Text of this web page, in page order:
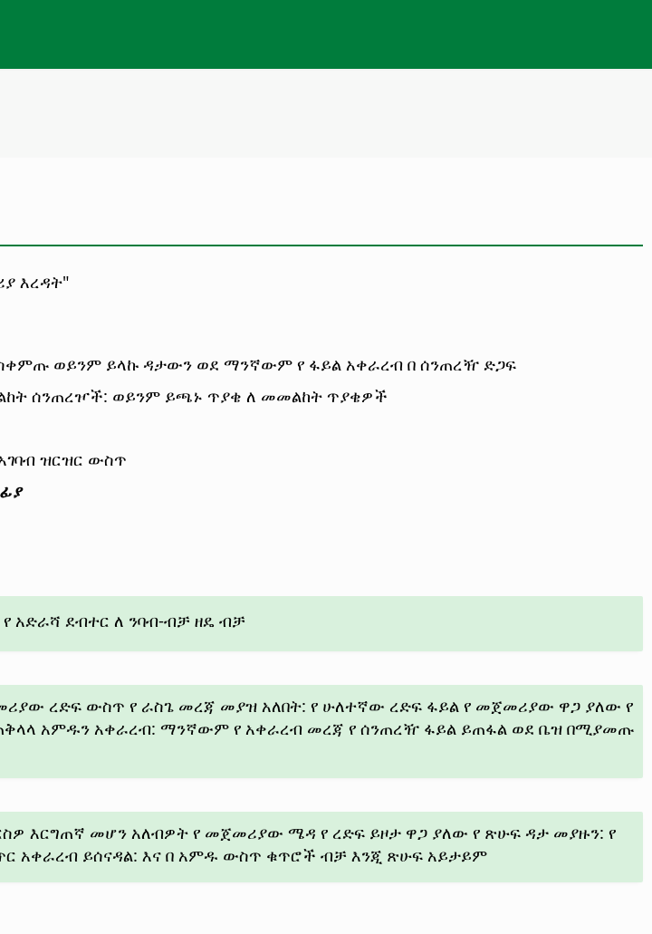
እረዳት"
ወይንም ይላኩ ዳታውን ወደ ማንኛውም የ ፋይል አቀራረብ በ ሰንጠረዥ ድጋፍ
ሰንጠረዦች: ወይንም ይጫኑ ጥያቄ ለ መመልከት ጥያቄዎች
ዝርዝር ውስጥ
አድራሻ ደብተር ለ ንባብ-ብቻ ዘዴ ብቻ
ረድፍ ውስጥ የ ራስጌ መረጃ መያዝ አለበት: የ ሁለተኛው ረድፍ ፋይል የ መጀመሪያው ዋጋ ያለው የ
አምዱን አቀራረብ: ማንኛውም የ አቀራረብ መረጃ የ ሰንጠረዥ ፋይል ይጠፋል ወደ ቤዝ በሚያመጡ
እርግጠኛ መሆን አለብዎት የ መጀመሪያው ሜዳ የ ረድፍ ይዞታ ዋጋ ያለው የ ጽሁፍ ዳታ መያዙን: የ
አቀራረብ ይሰናዳል: እና በ አምዱ ውስጥ ቁጥሮች ብቻ እንጂ ጽሁፍ አይታይም